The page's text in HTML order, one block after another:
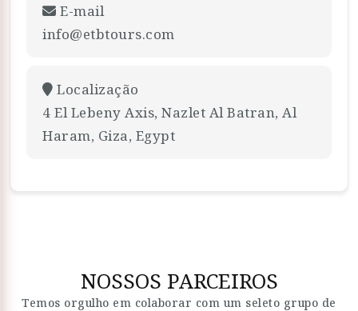
E-mail
info@etbtours.com
Localização
4 El Lebeny Axis, Nazlet Al Batran, Al
Haram, Giza, Egypt
NOSSOS PARCEIROS
Temos orgulho em colaborar com um seleto grupo de